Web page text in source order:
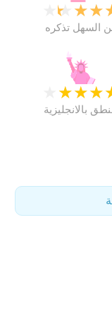
★
★
★
السهل تذكره
★
★
★
بالانجليزية